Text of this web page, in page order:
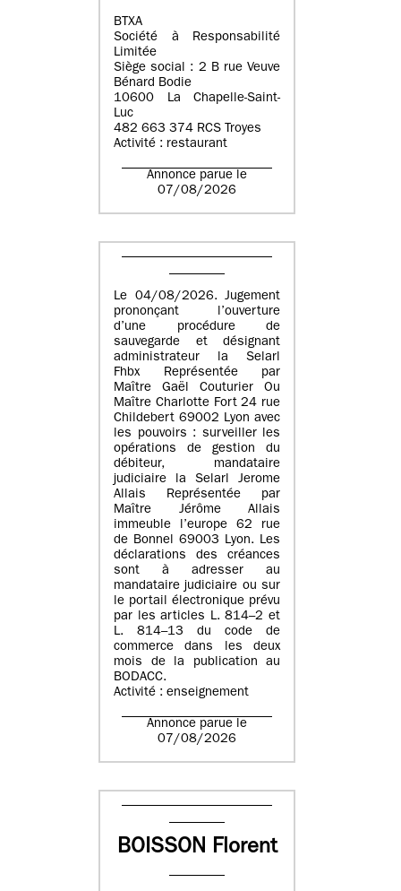
BTXA
Société à Responsabilité
Limitée
Siège social : 2 B rue Veuve
Bénard Bodie
10600 La Chapelle-Saint-
Luc
482 663 374 RCS Troyes
Activité : restaurant
Annonce parue le
07/08/2026
Le 04/08/2026. Jugement
prononçant l’ouverture
d’une procédure de
sauvegarde et désignant
administrateur la Selarl
Fhbx Représentée par
Maître Gaël Couturier Ou
Maître Charlotte Fort 24 rue
Childebert 69002 Lyon avec
les pouvoirs : surveiller les
opérations de gestion du
débiteur, mandataire
judiciaire la Selarl Jerome
Allais Représentée par
Maître Jérôme Allais
immeuble l’europe 62 rue
de Bonnel 69003 Lyon. Les
déclarations des créances
sont à adresser au
mandataire judiciaire ou sur
le portail électronique prévu
par les articles L. 814–2 et
L. 814–13 du code de
commerce dans les deux
mois de la publication au
BODACC.
Activité : enseignement
Annonce parue le
07/08/2026
BOISSON Florent